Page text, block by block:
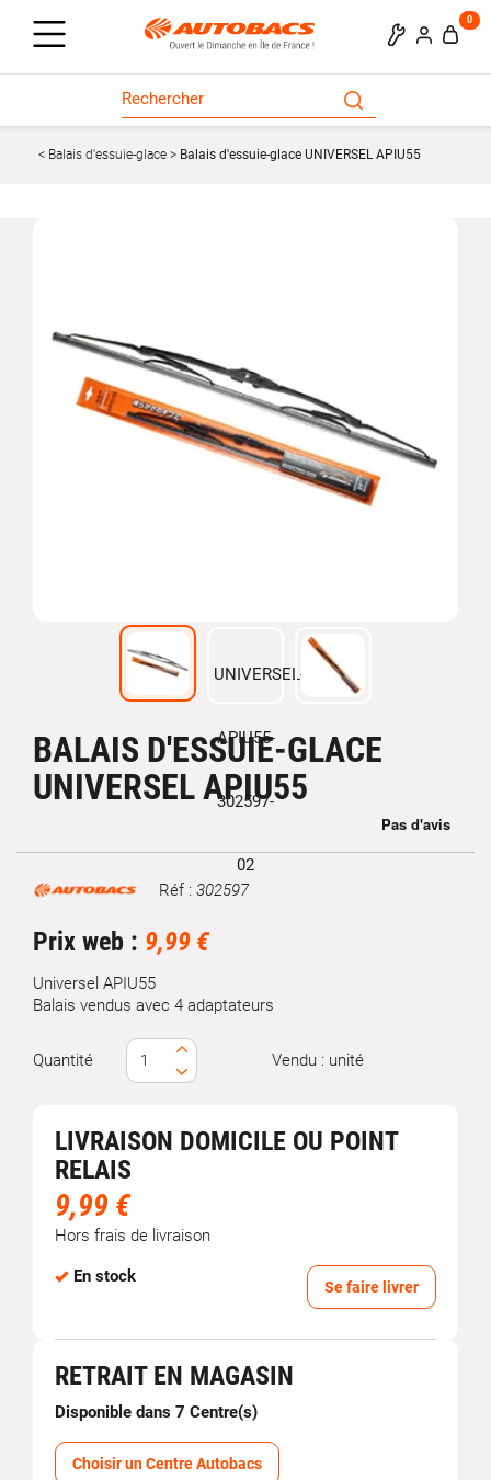
0
Balais d'essuie-glace Balais d'essuie-glace UNIVERSEL APIU55
BALAIS D'ESSUIE-GLACE
UNIVERSEL APIU55
Marque Réf : 302597
Prix web : 9,99 €
Universel APIU55
Balais vendus avec 4 adaptateurs
Quantité Vendu : unité
LIVRAISON DOMICILE OU POINT
RELAIS
9,99 €
Hors frais de livraison
En stock
Se faire livrer
RETRAIT EN MAGASIN
Disponible dans 7 Centre(s)
Choisir un Centre Autobacs